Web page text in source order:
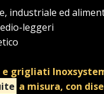
industriale ed
leggeri
grigliati
a misura, con